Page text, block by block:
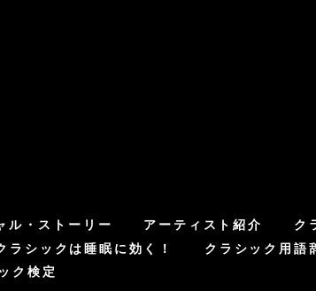
ル・ストーリー アーティスト紹介
ク
ラシックは睡眠に効く！
クラシック用語
ク検定